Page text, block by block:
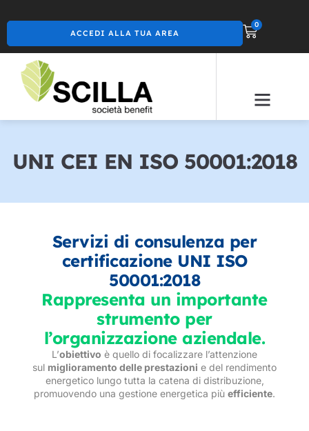
ACCEDI ALLA TUA AREA
0
UNI CEI EN ISO 50001:2018
Servizi di consulenza per
certificazione UNI ISO
50001:2018
Rappresenta un importante
strumento per
l’organizzazione aziendale.
L’obiettivo è quello di focalizzare l’attenzione
sul miglioramento delle prestazioni e del rendimento
energetico lungo tutta la catena di distribuzione,
promuovendo una gestione energetica più efficiente.